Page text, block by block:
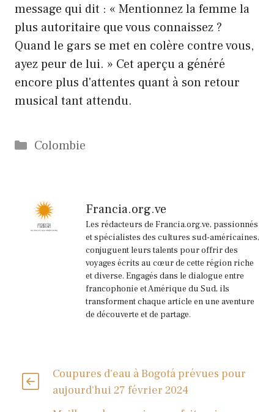
message qui dit : « Mentionnez la femme la
plus autoritaire que vous connaissez ?
Quand le gars se met en colère contre vous,
ayez peur de lui. » Cet aperçu a généré
encore plus d'attentes quant à son retour
musical tant attendu.
Catégories
Colombie
Francia.org.ve
Les rédacteurs de Francia.org.ve, passionnés
et spécialistes des cultures sud-américaines,
conjuguent leurs talents pour offrir des
voyages écrits au cœur de cette région riche
et diverse. Engagés dans le dialogue entre
francophonie et Amérique du Sud, ils
transforment chaque article en une aventure
de découverte et de partage.
Coupures d'eau à Bogotá prévues pour
aujourd'hui 27 février 2024